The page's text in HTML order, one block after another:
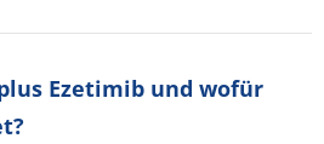
Ezetimib und wofür